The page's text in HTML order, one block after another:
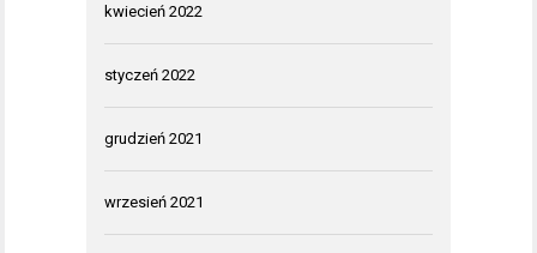
kwiecień 2022
styczeń 2022
grudzień 2021
wrzesień 2021